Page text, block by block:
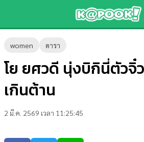
women ดารา
โย ยศวดี นุ่งบิกินี่ตัวจิ๋
เกินต้าน
2 มี.ค. 2569 เวลา 11:25:45
ข่าว-
ความ
รู้
บันเทิง